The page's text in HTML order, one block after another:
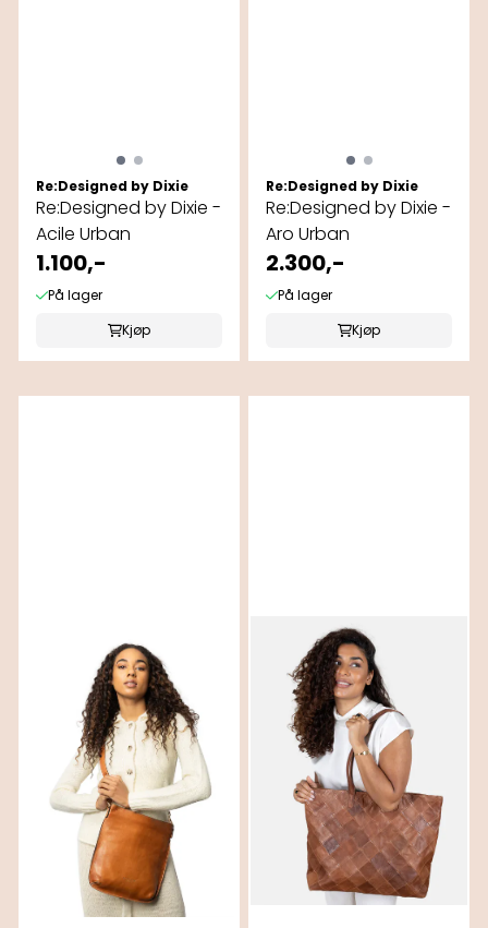
Re:Designed by Dixie
Re:Designed by Dixie -
Acile Urban
1.100,-
På lager
Kjøp
Re:Designed by Dixie
Re:Designed by Dixie -
Aro Urban
2.300,-
På lager
Kjøp